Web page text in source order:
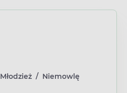
Młodzież / Niemowlę